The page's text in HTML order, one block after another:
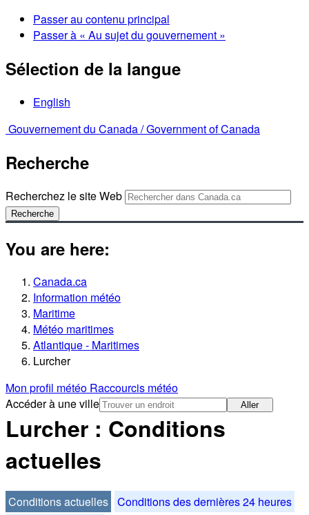
Passer au contenu principal
Passer à « Au sujet du gouvernement »
Sélection de la langue
English
Gouvernement du Canada /Government of Canada
Recherche
Recherchez le site Web
Recherche
You are here:
Canada.ca
Information météo
Maritime
Météo maritimes
Atlantique - Maritimes
Lurcher
Mon profil météo Raccourcis météo
Accéder à une ville
Aller
Lurcher : Conditions
actuelles
Conditions actuelles Conditions des dernières 24 heures